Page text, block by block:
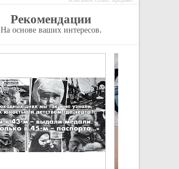
Рекомендации
На основе ваших интересов.